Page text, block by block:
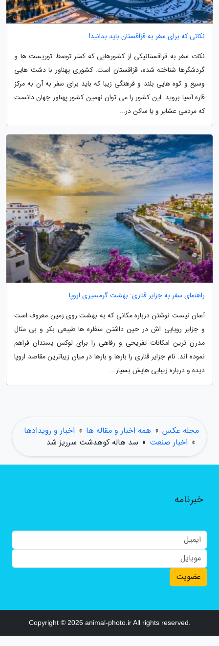
نکاتی که برای سفر به قزاقستان باید بدانید!
نکات سفر به قزاقستانیکی از کشورهایی که کمتر توسط توریست ها و
گردشگرها شناخته شده، قزاقستان است. کشوری پهناور با دشت هایی
وسیع و کوه هایی بلند و فرهنگی زیبا که باید برای سفر به آن به مرکز
قاره آسیا بروید. این کشور را می توان نهمین کشور پهناور جهان دانست
که مردمی عشایر و یا ساکن در...
راهنمای سفر به جزایر قناری: بهشت گرمسیری اروپا
آسان نیست نوشتن درباره مکانی که به بهشت روی زمین معروف است
و جزایر رویایی اش در حین داشتن منظره ها طبیعی بکر و بی مثال
مدرن ترین امکانات تفریحی و رفاهی را برای لوکس پسندان فراهم
نموده اند. نام جزایر قناری را بارها و بارها در میان زیباترین مقاصد اروپا
دیده و درباره زیبایی هایش بسیار...
مجله عکس » همه اخبار و مقاله ها » اخبار و رویدادها
» اخبار صنعت » سد هاله کوهدشت سرریز شد
خبرنامه
عضویت
Copyright © 2026 animal-photo.ir All rights reserved.